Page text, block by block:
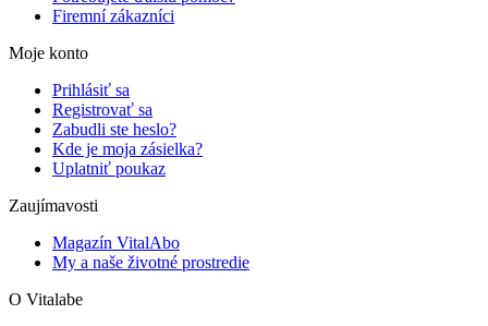
Firemní zákazníci
Moje konto
Prihlásiť sa
Registrovať sa
Zabudli ste heslo?
Kde je moja zásielka?
Uplatniť poukaz
Zaujímavosti
Magazín VitalAbo
My a naše životné prostredie
O Vitalabe